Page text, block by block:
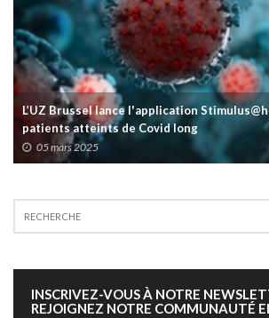
L’UZ Brussel lance l'application
patients atteints de Covid long
05 mars 2025
INSCRIVEZ-VOUS À NOTRE
REJOIGNEZ NOTRE COMMUNAUTÉ